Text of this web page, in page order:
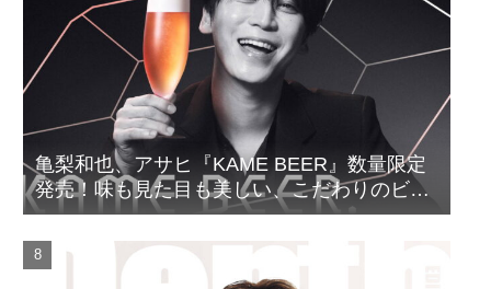
亀梨和也、アサヒ『KAME BEER』数量限定
発売！味も見た目も美しい、こだわりのビー
ルがついに完成